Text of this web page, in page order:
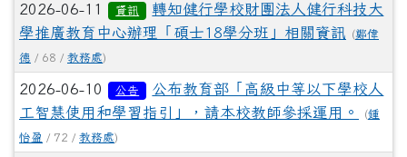
2026-06-11 資訊
轉知健行學校財團法人健行科技大
學推廣教育中心辦理「碩士18學分班」相關資訊
(鄭偉
德 / 68 / 教務處)
2026-06-10 公告
公布教育部「高級中等以下學校人
工智慧使用和學習指引」，請本校教師參採運用。
(鍾
怡盈 / 72 / 教務處)